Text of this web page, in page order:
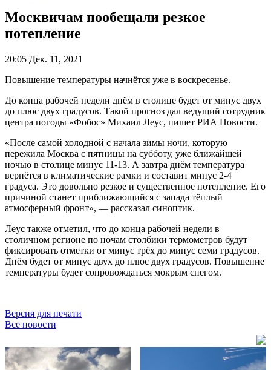
Москвичам пообещали резкое
потепление
20:05 Дек. 11, 2021
Повышение температуры начнётся уже в воскресенье.
До конца рабочей недели днём в столице будет от минус двух
до плюс двух градусов. Такой прогноз дал ведущий сотрудник
центра погоды «Фобос» Михаил Леус, пишет РИА Новости.
«После самой холодной с начала зимы ночи, которую
пережила Москва с пятницы на субботу, уже ближайшей
ночью в столице минус 11-13. А завтра днём температура
вернётся в климатические рамки и составит минус 2-4
градуса. Это довольно резкое и существенное потепление. Его
причиной станет приближающийся с запада тёплый
атмосферный фронт», — рассказал синоптик.
Леус также отметил, что до конца рабочей недели в
столичном регионе по ночам столбики термометров будут
фиксировать отметки от минус трёх до минус семи градусов.
Днём будет от минус двух до плюс двух градусов. Повышение
температуры будет сопровождаться мокрым снегом.
Версия для печати
Все новости